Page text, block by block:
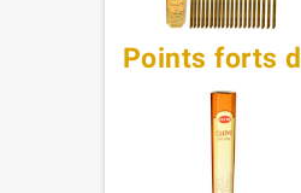
Points forts